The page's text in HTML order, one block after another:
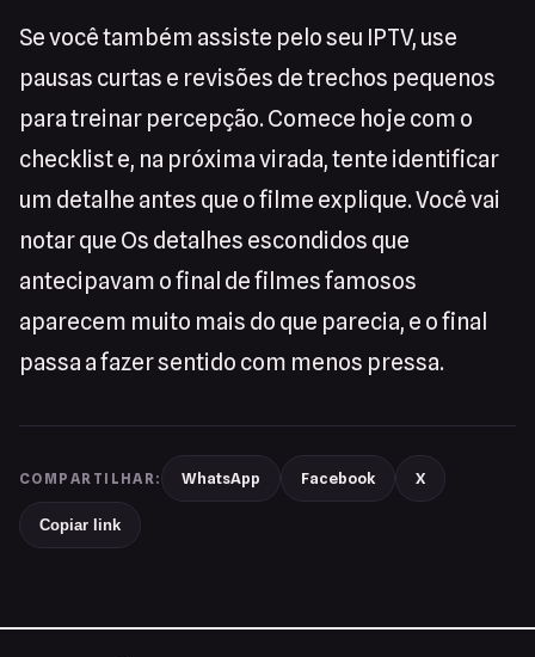
Se você também assiste pelo seu IPTV, use
pausas curtas e revisões de trechos pequenos
para treinar percepção. Comece hoje com o
checklist e, na próxima virada, tente identificar
um detalhe antes que o filme explique. Você vai
notar que Os detalhes escondidos que
antecipavam o final de filmes famosos
aparecem muito mais do que parecia, e o final
passa a fazer sentido com menos pressa.
COMPARTILHAR: WhatsApp Facebook X
Copiar link